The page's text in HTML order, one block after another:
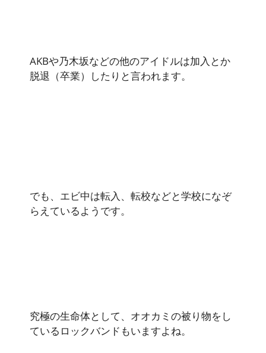
AKBや乃木坂などの他のアイドルは加入とか
脱退（卒業）したりと言われます。
でも、エビ中は転入、転校などと学校になぞ
らえているようです。
究極の生命体として、オオカミの被り物をし
ているロックバンドもいますよね。